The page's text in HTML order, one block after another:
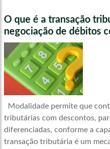
O que é a transação
negociação de débitos
Modalidade permite que
tributárias com descontos,
diferenciadas, conforme a
transação tributária é um